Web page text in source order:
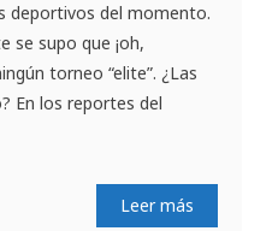
deportivos del momento.
se supo que ¡oh,
torneo “elite”. ¿Las
En los reportes del
Leer más